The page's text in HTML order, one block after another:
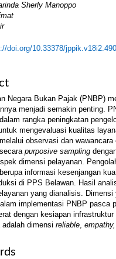
Sherly Manoppo
doi.org/10.33378/jppik.v18i2.490
Negara Bukan Pajak (PNBP)
menjadi semakin penting.
rangka peningkatan
mengevaluasi kualitas
observasi dan
purposive sampling
dimensi pelayanan.
informasi kesenjangan
di PPS Belawan. Hasil
yang dianalisis.
implementasi PNBP pasca
dengan kesiapan
adalah dimensi reliable,